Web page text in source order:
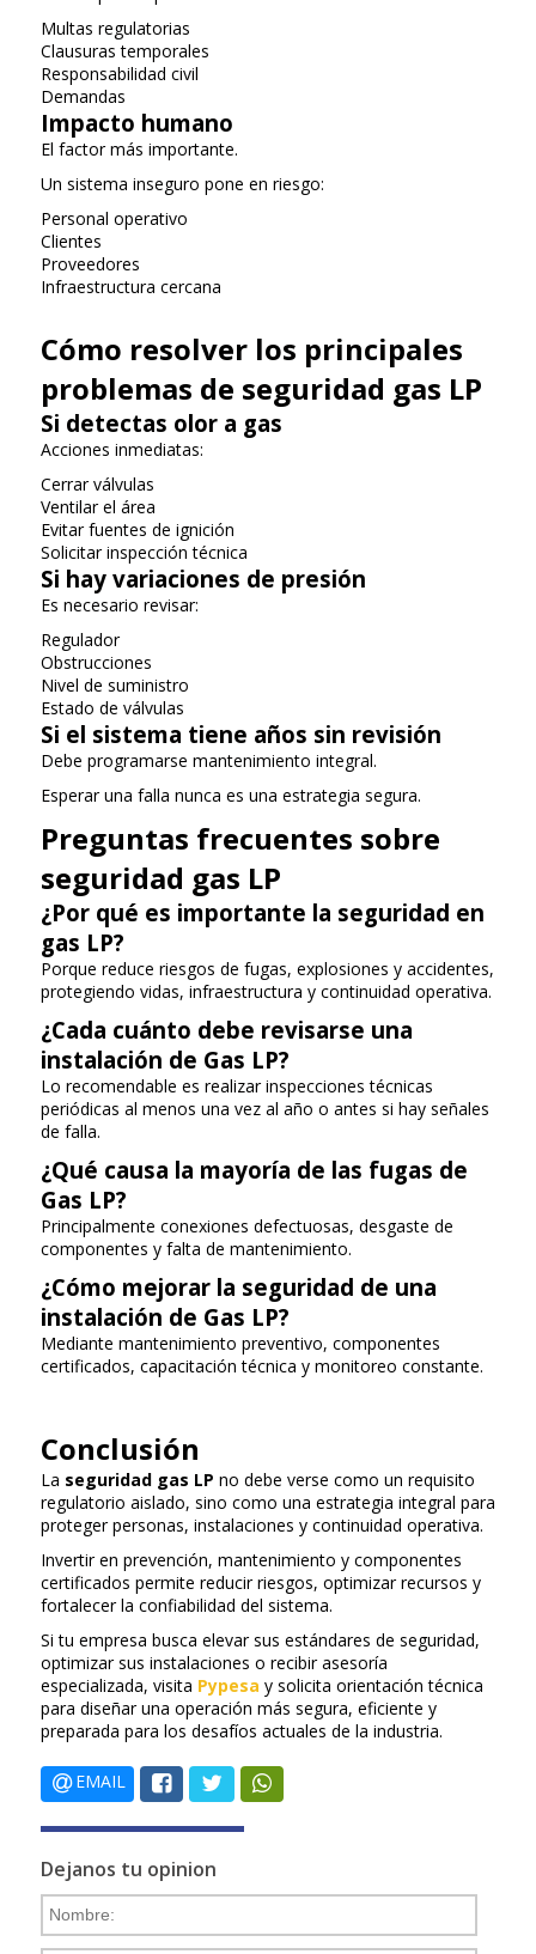
Multas regulatorias
Clausuras temporales
Responsabilidad civil
Demandas
Impacto humano
El factor más importante.
Un sistema inseguro pone en riesgo:
Personal operativo
Clientes
Proveedores
Infraestructura cercana
Cómo resolver los principales
problemas de seguridad gas LP
Si detectas olor a gas
Acciones inmediatas:
Cerrar válvulas
Ventilar el área
Evitar fuentes de ignición
Solicitar inspección técnica
Si hay variaciones de presión
Es necesario revisar:
Regulador
Obstrucciones
Nivel de suministro
Estado de válvulas
Si el sistema tiene años sin revisión
Debe programarse mantenimiento integral.
Esperar una falla nunca es una estrategia segura.
Preguntas frecuentes sobre
seguridad gas LP
¿Por qué es importante la seguridad en
gas LP?
Porque reduce riesgos de fugas, explosiones y accidentes,
protegiendo vidas, infraestructura y continuidad operativa.
¿Cada cuánto debe revisarse una
instalación de Gas LP?
Lo recomendable es realizar inspecciones técnicas
periódicas al menos una vez al año o antes si hay señales
de falla.
¿Qué causa la mayoría de las fugas de
Gas LP?
Principalmente conexiones defectuosas, desgaste de
componentes y falta de mantenimiento.
¿Cómo mejorar la seguridad de una
instalación de Gas LP?
Mediante mantenimiento preventivo, componentes
certificados, capacitación técnica y monitoreo constante.
Conclusión
La seguridad gas LP no debe verse como un requisito
regulatorio aislado, sino como una estrategia integral para
proteger personas, instalaciones y continuidad operativa.
Invertir en prevención, mantenimiento y componentes
certificados permite reducir riesgos, optimizar recursos y
fortalecer la confiabilidad del sistema.
Si tu empresa busca elevar sus estándares de seguridad,
optimizar sus instalaciones o recibir asesoría
especializada, visita Pypesa y solicita orientación técnica
para diseñar una operación más segura, eficiente y
preparada para los desafíos actuales de la industria.
EMAIL
Dejanos tu opinion